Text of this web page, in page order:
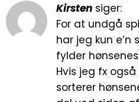
Kirsten siger:
For at undgå
har jeg kun e’n
fylder
Hvis jeg fx
sorterer